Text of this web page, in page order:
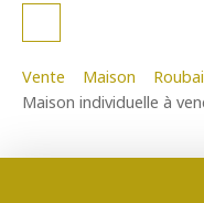
Vente Maison
Maison individuelle à